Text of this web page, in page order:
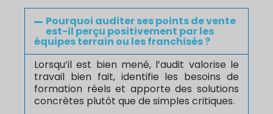
Pourquoi auditer ses points de vente
est-il perçu positivement par les
équipes terrain ou les franchisés ?
Lorsqu’il est bien mené, l’audit valorise le
travail bien fait, identifie les besoins de
formation réels et apporte des solutions
concrètes plutôt que de simples critiques.